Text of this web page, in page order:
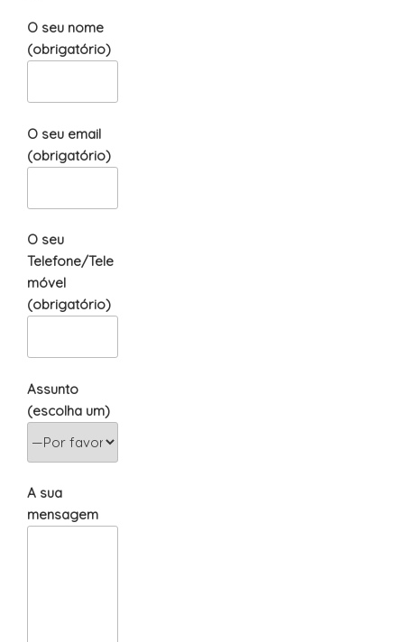
O seu nome
(obrigatório)
O seu email
(obrigatório)
O seu
Telefone/Tele
móvel
(obrigatório)
Assunto
(escolha um)
A sua
mensagem